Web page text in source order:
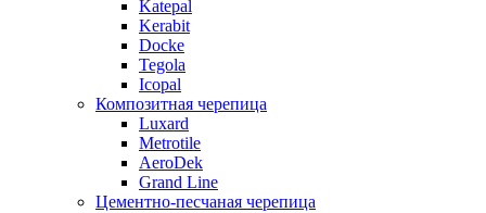
Katepal
Kerabit
Docke
Tegola
Icopal
Композитная черепица
Luxard
Metrotile
AeroDek
Grand Line
Цементно-песчаная черепица